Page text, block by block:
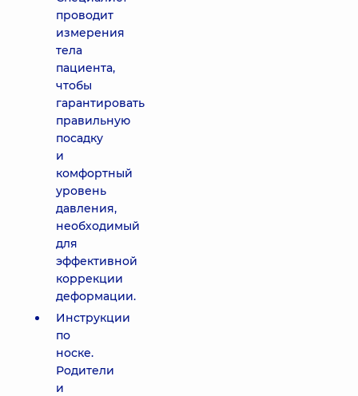
проводит
измерения
тела
пациента,
чтобы
гарантировать
правильную
посадку
и
комфортный
уровень
давления,
необходимый
для
эффективной
коррекции
деформации.
Инструкции
по
носке.
Родители
и